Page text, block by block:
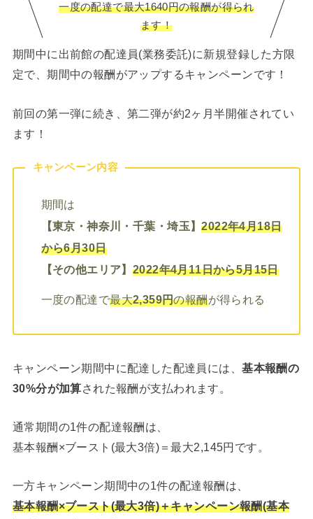
一度の配達で最大1640円の報酬が得られ
ます！
期間中に出前館の配達員(業務委託)に新規登録した方限
定で、期間中の報酬がアップするキャンペーンです！
前回の第一弾に続き、第二弾が約2ヶ月半開催されてい
ます！
キャンペーン内容
期間は
【東京・神奈川・千葉・埼玉】2022年4月18日
から6月30日
【その他エリア】 2022年4月11日から5月15日
一度の配達で最大2,359円の報酬が得られる
キャンペーン期間中に配達した配達員には、基本報酬の
30%分が加算された報酬が支払われます。
通常期間の1件の配達報酬は、
基本報酬×ブースト(最大3倍)＝最大2,145円です。
一方キャンペーン期間中の1件の配達報酬は、
基本報酬×ブースト(最大3倍)＋キャンペーン報酬(基本